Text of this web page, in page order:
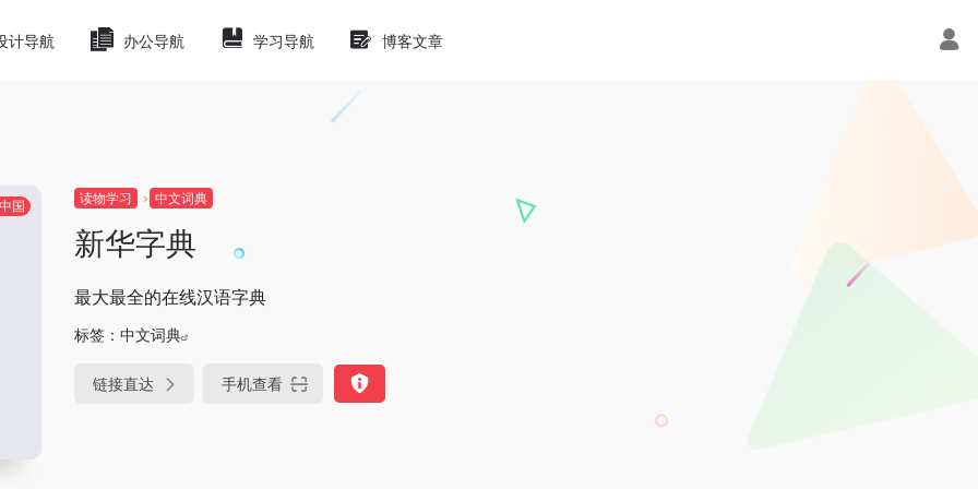
计导航 办公导航 学习导航 博客文章
中国 读物学习 中文词典
新华字典
最大最全的在线汉语字典
标签： 中文词典
链接直达 手机查看